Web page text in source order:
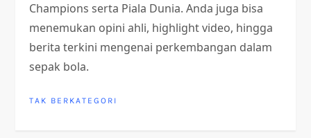
Champions serta Piala Dunia. Anda juga bisa
menemukan opini ahli, highlight video, hingga
berita terkini mengenai perkembangan dalam
sepak bola.
TAK BERKATEGORI